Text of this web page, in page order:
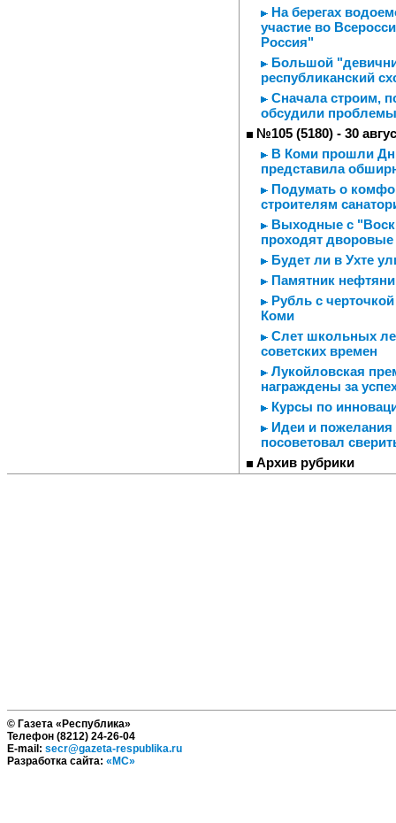
На берегах
участие во
Россия"
Большой
республиканский
Сначала строим,
обсудили
№105 (5180) - 30
В Коми прошли
представила
Подумать о
строителям
Выходные с
проходят дворовые
Будет ли в Ухте
Памятник
Рубль с
Коми
Слет школьных
советских времен
Лукойловская
награждены за
Курсы по
Идеи и пожелания
посоветовал
Архив рубрики
© Газета «Республика»
Телефон (8212) 24-26-04
E-mail: secr@gazeta-respublika.ru
Разработка сайта: «МС»